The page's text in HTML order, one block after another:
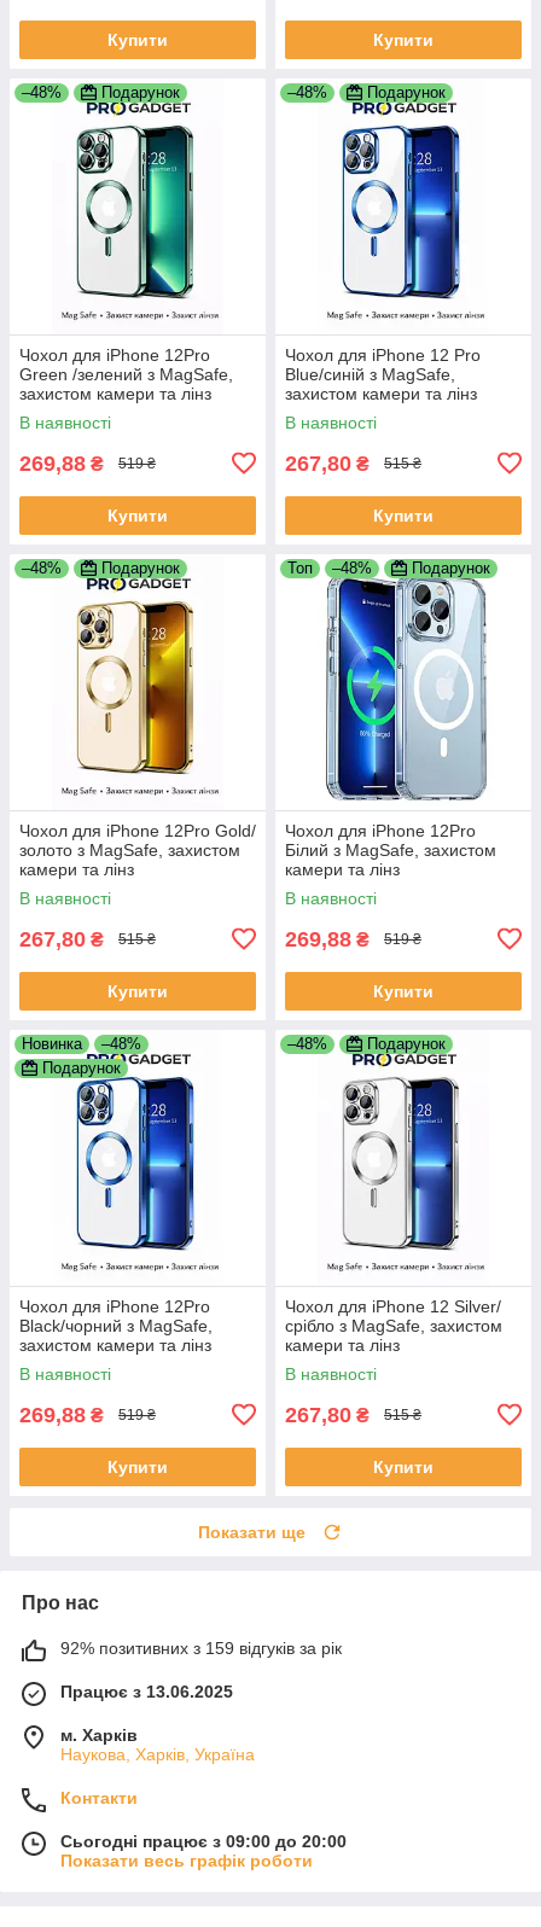
Купити Купити
–48% Подарунок
Чохол для iPhone 12Pro
Green /зелений з MagSafe,
захистом камери та лінз
В наявності
269,88 ₴ 519 ₴
Купити
–48% Подарунок
Чохол для iPhone 12 Pro
Blue/синій з MagSafe,
захистом камери та лінз
В наявності
267,80 ₴ 515 ₴
Купити
–48% Подарунок
Чохол для iPhone 12Pro Gold/
золото з MagSafe, захистом
камери та лінз
В наявності
267,80 ₴ 515 ₴
Купити
Топ –48% Подарунок
Чохол для iPhone 12Pro
Білий з MagSafe, захистом
камери та лінз
В наявності
269,88 ₴ 519 ₴
Купити
Новинка
–48%
Подарунок
Чохол для iPhone 12Pro
Black/чорний з MagSafe,
захистом камери та лінз
В наявності
269,88 ₴ 519 ₴
Купити
–48% Подарунок
Чохол для iPhone 12 Silver/
срібло з MagSafe, захистом
камери та лінз
В наявності
267,80 ₴ 515 ₴
Купити
Показати ще
Про нас
92% позитивних з 159 відгуків за рік
Працює з 13.06.2025
м. Харків
Наукова, Харків, Україна
Контакти
Сьогодні працює з 09:00 до 20:00
Показати весь графік роботи